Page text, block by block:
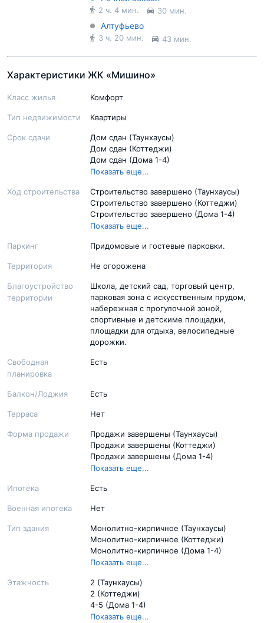
2 ч. 4 мин. 30 мин.
Алтуфьево
3 ч. 20 мин. 43 мин.
Характеристики ЖК «Мишино»
Класс жилья Комфорт
Тип недвижимости Квартиры
Срок сдачи
Дом сдан (Таунхаусы)
Дом сдан (Коттеджи)
Дом сдан (Дома 1-4)
2 кв. 2025 (Мишино-2, дома 5-10)
Показать еще...
Ход строительства
Строительство завершено (Таунхаусы)
Строительство завершено (Коттеджи)
Строительство завершено (Дома 1-4)
Внутренние работы (отделка) (Мишино-2,
Показать еще...
Паркинг Придомовые и гостевые парковки.
Территория Не огорожена
Благоустройство
территории
Школа, детский сад, торговый центр,
парковая зона с искусственным прудом,
набережная с прогулочной зоной,
спортивные и детскиме площадки,
площадки для отдыха, велосипедные
дорожки.
Свободная
планировка
Есть
Балкон/Лоджия Есть
Терраса Нет
Форма продажи
Продажи завершены (Таунхаусы)
Продажи завершены (Коттеджи)
Продажи завершены (Дома 1-4)
Договор долевого участия (Мишино-2,
Показать еще...
Ипотека Есть
Военная ипотека Нет
Тип здания
Монолитно-кирпичное (Таунхаусы)
Монолитно-кирпичное (Коттеджи)
Монолитно-кирпичное (Дома 1-4)
Монолитно-кирпичное (Мишино-2, дома
Показать еще...
Этажность
2 (Таунхаусы)
2 (Коттеджи)
4-5 (Дома 1-4)
5 (Мишино-2, дома 5-10)
Показать еще...